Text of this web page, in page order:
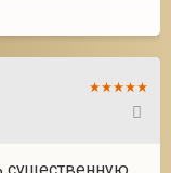
существенную